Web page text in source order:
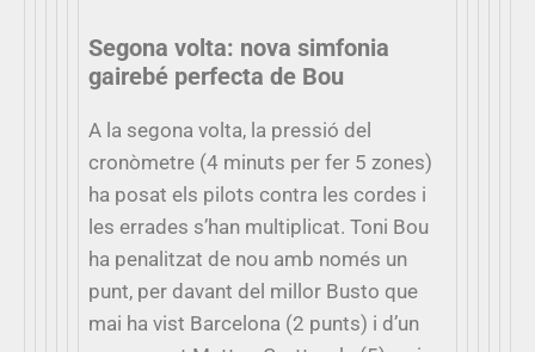
Segona volta: nova simfonia
gairebé perfecta de Bou
A la segona volta, la pressió del
cronòmetre (4 minuts per fer 5 zones)
ha posat els pilots contra les cordes i
les errades s’han multiplicat. Toni Bou
ha penalitzat de nou amb només un
punt, per davant del millor Busto que
mai ha vist Barcelona (2 punts) i d’un